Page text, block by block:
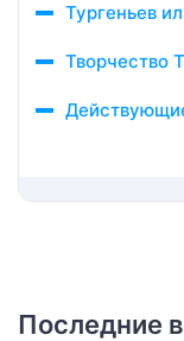
Тургеньев
Творчество
Последние